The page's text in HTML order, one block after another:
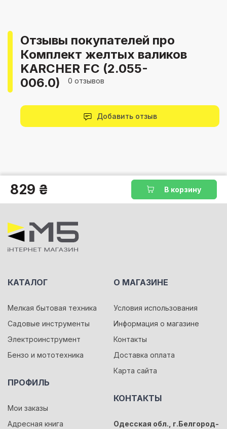
Отзывы покупателей про
Комплект желтых валиков
KARCHER FC (2.055-
006.0)
0 отзывов
Добавить отзыв
829 ₴ В корзину
КАТАЛОГ
Мелкая бытовая техника
Садовые инструменты
Электроинструмент
Бензо и мототехника
ПРОФИЛЬ
Мои заказы
Адресная книга
О МАГАЗИНЕ
Условия использования
Информация о магазине
Контакты
Доставка оплата
Карта сайта
КОНТАКТЫ
Одесская обл., г.Белгород-